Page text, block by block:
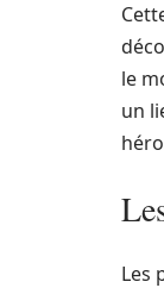
le
un
Les